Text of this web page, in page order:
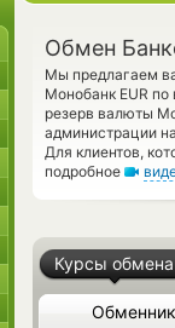
Обмен
Мы предлагаем
Монобанк EUR
резерв валюты
администрации
Для клиентов,
подробное
Курсы обмена
Обменник